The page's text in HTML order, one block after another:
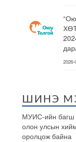
2026-
ШИНЭ
МУИС-ийн багш
олон улсын
оролцож байна